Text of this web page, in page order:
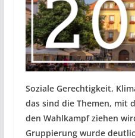
Soziale Gerechtigkeit,
das sind die Themen, mit
den Wahlkampf ziehen
Gruppierung wurde